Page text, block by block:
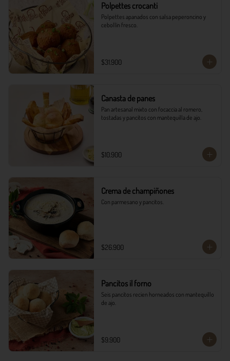
Polpettes crocanti
Polpettes apanados con salsa peperoncino y
cebollín fresco.
$31.900
Canasta de panes
Pan artesanal mixto con focaccia al romero,
tostadas y pancitos con mantequilla de ajo.
$10.900
Crema de champiñones
Con parmesano y pancitos.
$26.900
Pancitos il forno
Seis pancitos recien horneados con mantequillo
de ajo.
$9.900